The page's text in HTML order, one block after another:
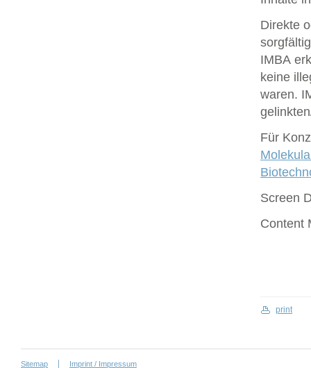
Direkte
IMBA
keine
waren.
Für
Screen
Content
print
Sitemap Imprint / Impressum